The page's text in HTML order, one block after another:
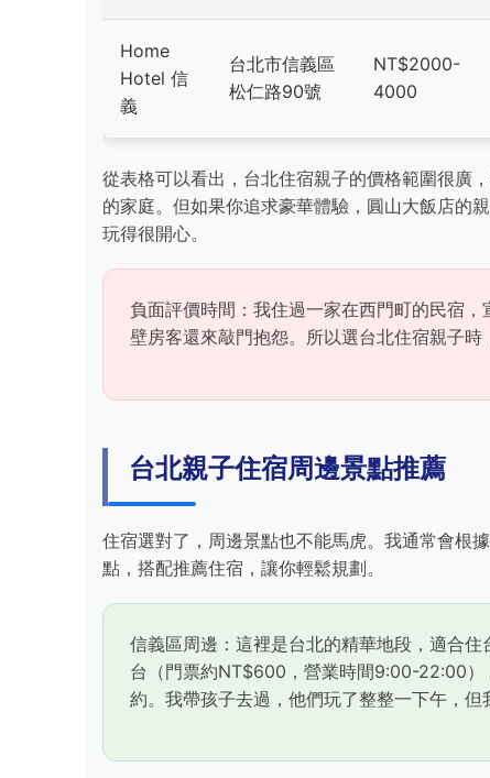
Home
Hotel 信
義
台北市信義區
松仁路90號
NT$2000-
4000
從表格可以看出，台北住宿親子的價格範圍很廣
的家庭。但如果你追求豪華體驗，圓山大飯店的
玩得很開心。
負面評價時間：我住過一家在西門町的民宿
壁房客還來敲門抱怨。所以選台北住宿親子時
台北親子住宿周邊景點推薦
住宿選對了，周邊景點也不能馬虎。我通常會根
點，搭配推薦住宿，讓你輕鬆規劃。
信義區周邊：這裡是台北的精華地段，適合
台（門票約NT$600，營業時間9:00-22:00）
約。我帶孩子去過，他們玩了整整一下午，但